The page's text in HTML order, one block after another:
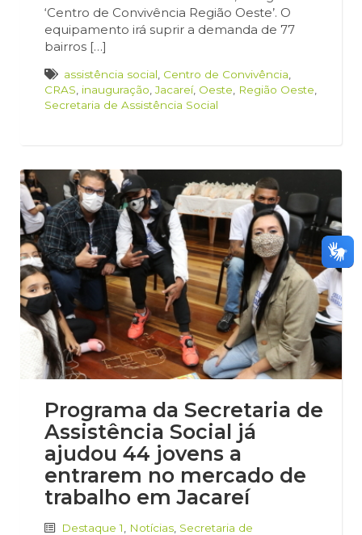
‘Centro de Convivência Região Oeste’. O
equipamento irá suprir a demanda de 77
bairros […]
assistência social Centro de Convivência
CRAS inauguração ,Jacareí, Oeste Região Oeste
Secretaria de Assistência Social
Programa da Secretaria de
Assistência Social já
ajudou 44 jovens a
entrarem no mercado de
trabalho em Jacareí
Destaque 1 Notícias Secretaria de